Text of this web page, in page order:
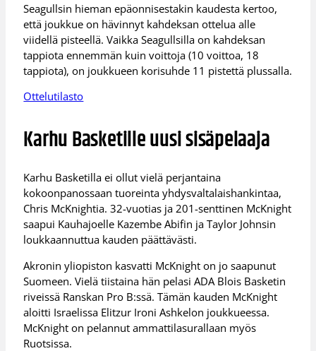
Seagullsin hieman epäonnisestakin kaudesta kertoo,
että joukkue on hävinnyt kahdeksan ottelua alle
viidellä pisteellä. Vaikka Seagullsilla on kahdeksan
tappiota ennemmän kuin voittoja (10 voittoa, 18
tappiota), on joukkueen korisuhde 11 pistettä plussalla.
Ottelutilasto
Karhu Basketille uusi sisäpelaaja
Karhu Basketilla ei ollut vielä perjantaina
kokoonpanossaan tuoreinta yhdysvaltalaishankintaa,
Chris McKnightia. 32-vuotias ja 201-senttinen McKnight
saapui Kauhajoelle Kazembe Abifin ja Taylor Johnsin
loukkaannuttua kauden päättävästi.
Akronin yliopiston kasvatti McKnight on jo saapunut
Suomeen. Vielä tiistaina hän pelasi ADA Blois Basketin
riveissä Ranskan Pro B:ssä. Tämän kauden McKnight
aloitti Israelissa Elitzur Ironi Ashkelon joukkueessa.
McKnight on pelannut ammattilasurallaan myös
Ruotsissa.